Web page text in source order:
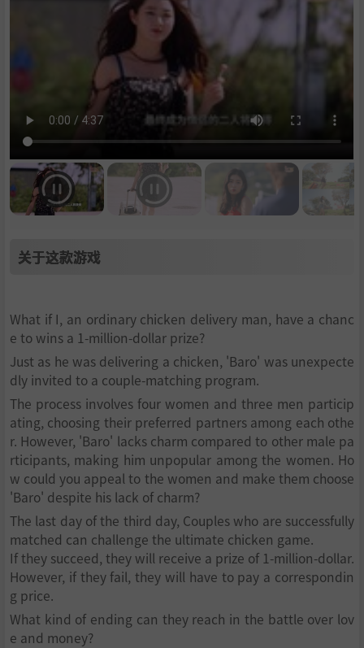
关于这款游戏
What if I, an ordinary chicken delivery man, have a chanc
e to wins a 1-million-dollar prize?
Just as he was delivering a chicken, 'Baro' was unexpecte
dly invited to a couple-matching program.
The process involves four women and three men particip
ating, choosing their preferred partners among each othe
r. However, 'Baro' lacks charm compared to other male pa
rticipants, making him unpopular among the women. Ho
w could you appeal to the women and make them choose
'Baro' despite his lack of charm?
The last day of the third day, Couples who are successfully
matched can challenge the ultimate chicken game.
If they succeed, they will receive a prize of 1-million-dollar.
However, if they fail, they will have to pay a correspondin
g price.
What kind of ending can they reach in the battle over lov
e and money?